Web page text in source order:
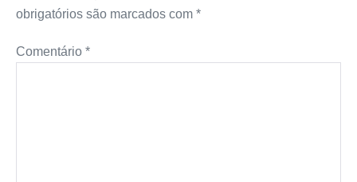
obrigatórios são marcados com *
Comentário *